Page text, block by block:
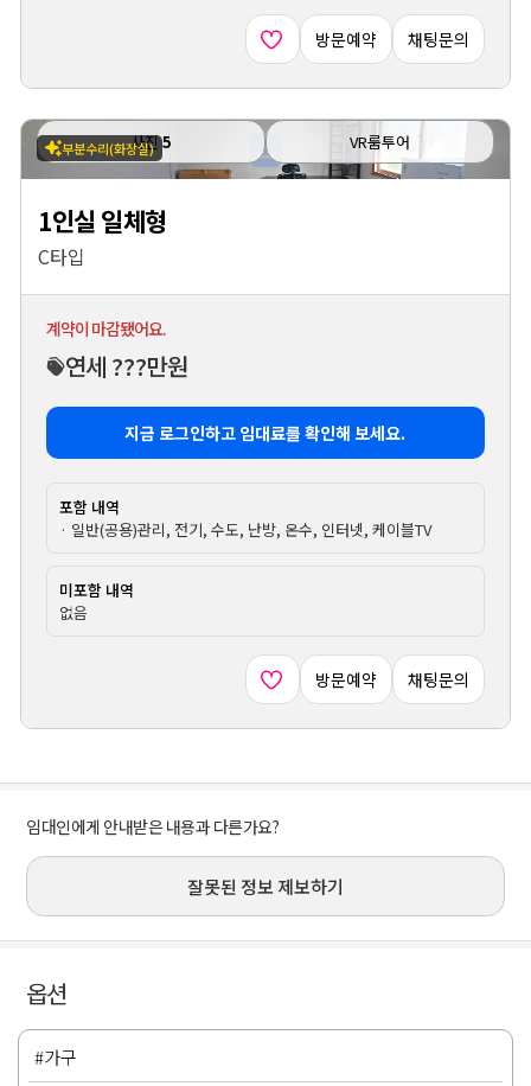
방문예약 채팅문의
부분수리(화장실)
사진5 VR룸투어
1인실 일체형
C타입
계약이 마감됐어요.
연세 ???만원
지금 로그인하고 임대료를 확인해 보세요.
포함 내역
· 일반(공용)관리, 전기, 수도, 난방, 온수, 인터넷, 케이블TV
미포함 내역
없음
방문예약 채팅문의
임대인에게 안내받은 내용과 다른가요?
잘못된 정보 제보하기
옵션
#가구